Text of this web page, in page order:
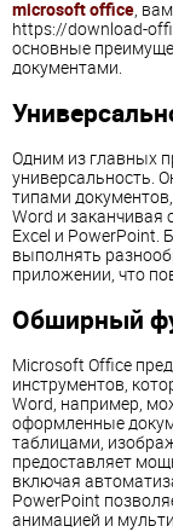
microsoft office,
https://download-
основные
документами.
Одним из главных
универсальность.
типами
Word и
Excel и PowerPoint.
выполнять
приложении, что
Обширный
Microsoft Office
инструментов,
Word, например,
оформленные
таблицами,
предоставляет
включая
PowerPoint
анимацией и